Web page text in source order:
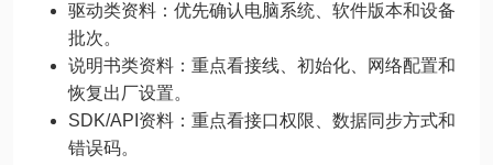
驱动类资料：优先确认电脑系统、软件版本和设备
批次。
说明书类资料：重点看接线、初始化、网络配置和
恢复出厂设置。
SDK/API资料：重点看接口权限、数据同步方式和
错误码。